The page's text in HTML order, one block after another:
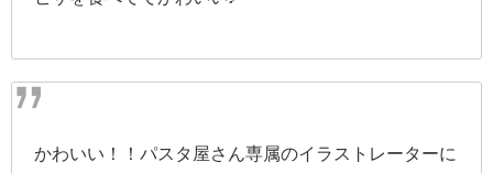
かわいい！！パスタ屋さん専属のイラストレーターに